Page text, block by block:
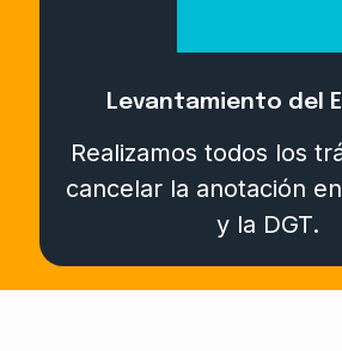
Levantamiento del
Realizamos todos los
cancelar la anotación
y la DGT.